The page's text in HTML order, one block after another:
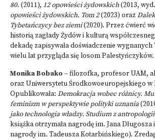
80. (2011), 12 opowieści żydowskich(2013,
opowieści żydowskich. Tom 2(2023) oraz
Tybetańczycy bez ziemi(2020). Przez ćwierć
historią zagłady Żydów i kulturą
dekadę zapisywała doświadczenie
wielu lat przygląda się losom Palestyńczyków.
Monika Bobako – filozofka, profesor UAM,
oraz Uniwersytetu Środkowoeuropejskiego w
Opublikowała: Demokracja wobec różnicy.
feminizm w perspektywie polityki uznania
jako technologia władzy. Studium z
książka otrzymała nagrodę im. Jana Długosza
nagrody im. Tadeusza Kotarbińskiego).